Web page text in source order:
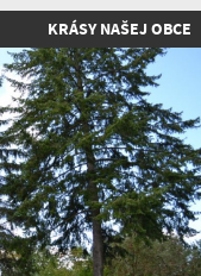
KRÁSY NAŠEJ OBCE